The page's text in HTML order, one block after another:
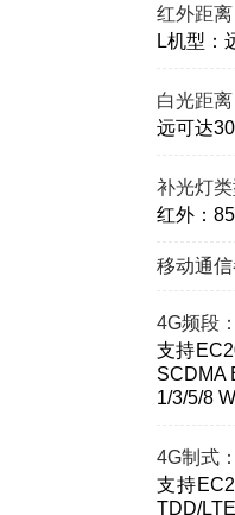
红外距
L机型：
白光距
远可达
补光灯
红外：
移动通
4G频段
支持
SCDMA
1/3/5/8
4G制式
支持
TDD/